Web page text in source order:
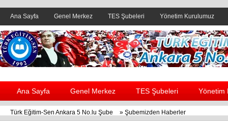
Ana Sayfa Genel Merkez TES Şubeleri Yönetim Kurulumuz
Header yanı reklam alanı
Ana Sayfa Genel Merkez TES Şubeleri Yönetim
Türk Eğitim-Sen Ankara 5 No.lu Şube » Şubemizden Haberler